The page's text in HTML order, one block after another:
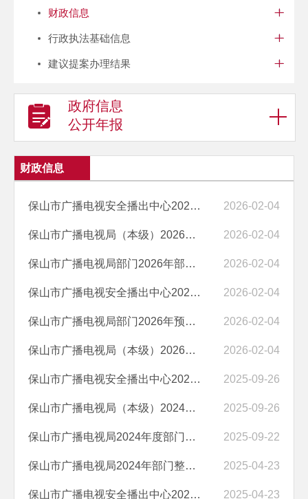
财政信息
行政执法基础信息
建议提案办理结果
政府信息
公开年报
财政信息
保山市广播电视安全播出中心2026年部门预算“三公”经费编制说明 2026-02-04
保山市广播电视局（本级）2026年部门预算“三公”经费编制说明 2026-02-04
保山市广播电视局部门2026年部门预算“三公”经费编制说明 2026-02-04
保山市广播电视安全播出中心2026年预算公开目录 2026-02-04
保山市广播电视局部门2026年预算公开目录 2026-02-04
保山市广播电视局（本级）2026年预算公开目录 2026-02-04
保山市广播电视安全播出中心2024年度部门决算 2025-09-26
保山市广播电视局（本级）2024年度部门决算 2025-09-26
保山市广播电视局2024年度部门决算 2025-09-22
保山市广播电视局2024年部门整体绩效自评 2025-04-23
保山市广播电视安全播出中心2024年项目支出绩效自评 2025-04-23